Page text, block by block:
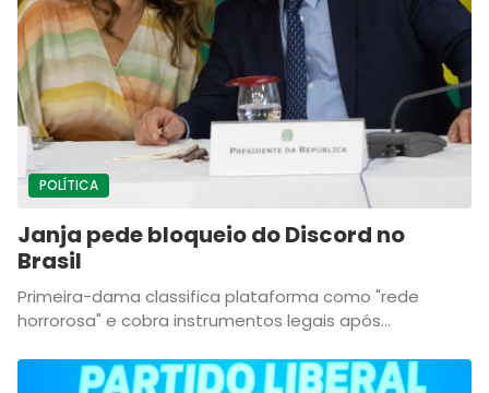
POLÍTICA
Janja pede bloqueio do Discord no
Brasil
Primeira-dama classifica plataforma como "rede
horrorosa" e cobra instrumentos legais após...